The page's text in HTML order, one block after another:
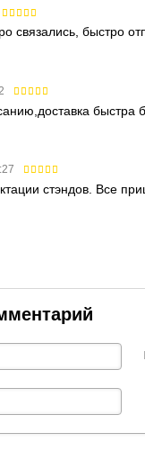
связались, быстро
стэндов. Все